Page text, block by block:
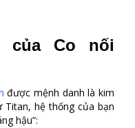
của Co nối
được mệnh danh là kim
hệ thống của bạn
hậu”: